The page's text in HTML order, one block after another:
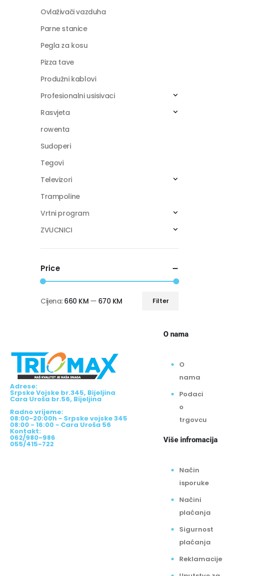
Ovlaživači vazduha
Parne stanice
Pegla za kosu
Pizza tave
Produžni kablovi
Profesionalni usisivaci
Rasvjeta
rowenta
Sudoperi
Tegovi
Televizori
Trampoline
Vrtni program
ZVUCNICI
Price
Filter
Cijena: 660 KM — 670 KM
Adrese:
Srpske Vojske br.345, Bijeljina
Cara Uroša br.56, Bijeljina
Radno vrijeme:
08:00-20:00h - Srpske vojske 345
08:00 - 16:00 - Cara Uroša 56
Kontakt:
062/980-986
055/415-722
O nama
O
nama
Podaci
o
trgovcu
Više infromacija
Način
isporuke
Načini
plaćanja
Sigurnost
plaćanja
Reklamacije